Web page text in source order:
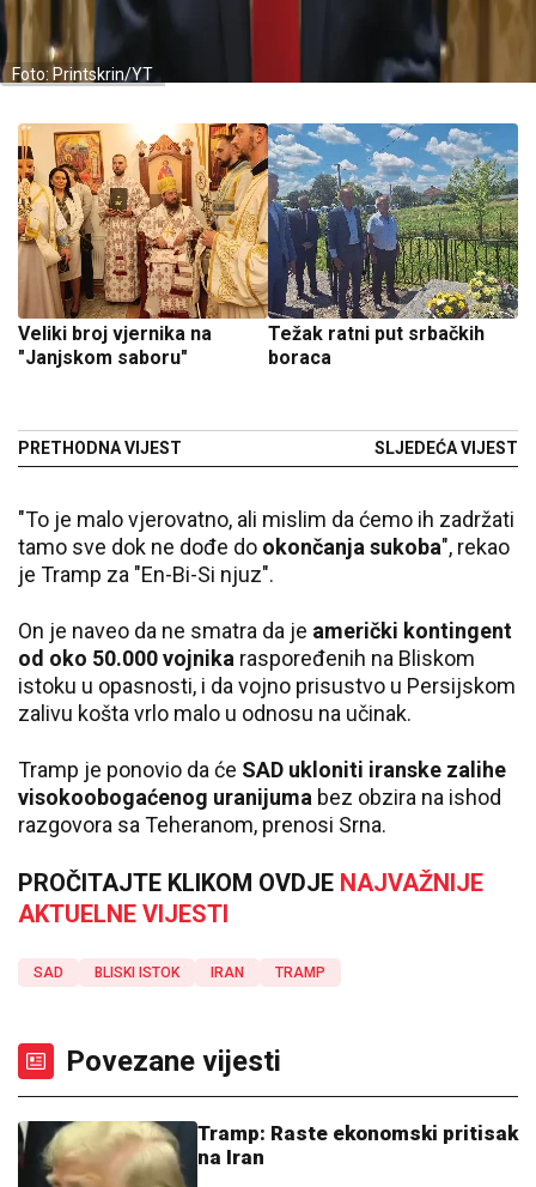
Foto: Printskrin/YT
Veliki broj vjernika na
"Janjskom saboru"
PRETHODNA VIJEST
Težak ratni put srbačkih
boraca
SLJEDEĆA VIJEST
"To je malo vjerovatno, ali mislim da ćemo ih zadržati
tamo sve dok ne dođe do okončanja sukoba", rekao
je Tramp za "En-Bi-Si njuz".
On je naveo da ne smatra da je američki kontingent
od oko 50.000 vojnika raspoređenih na Bliskom
istoku u opasnosti, i da vojno prisustvo u Persijskom
zalivu košta vrlo malo u odnosu na učinak.
Tramp je ponovio da će SAD ukloniti iranske zalihe
visokoobogaćenog uranijuma bez obzira na ishod
razgovora sa Teheranom, prenosi Srna.
PROČITAJTE KLIKOM OVDJE NAJVAŽNIJE
AKTUELNE VIJESTI
SAD BLISKI ISTOK IRAN TRAMP
Povezane vijesti
Tramp: Raste ekonomski pritisak
na Iran